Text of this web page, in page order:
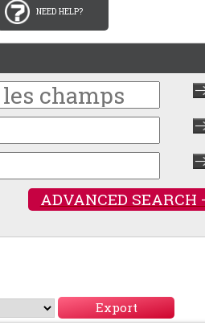
NEED HELP?
ADVANCED SEARCH